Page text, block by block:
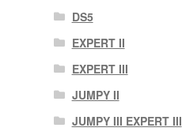
DS5
EXPERT II
EXPERT III
JUMPY II
JUMPY III EXPERT III